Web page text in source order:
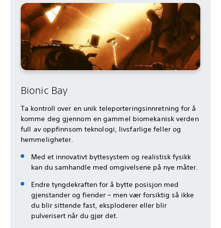
Bionic Bay
Ta kontroll over en unik teleporteringsinnretning for å
komme deg gjennom en gammel biomekanisk verden
full av oppfinnsom teknologi, livsfarlige feller og
hemmeligheter.
Med et innovativt byttesystem og realistisk fysikk
kan du samhandle med omgivelsene på nye måter.
Endre tyngdekraften for å bytte posisjon med
gjenstander og fiender – men vær forsiktig så ikke
du blir sittende fast, eksploderer eller blir
pulverisert når du gjør det.